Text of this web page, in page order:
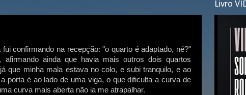
confirmando na recepção: "o quarto é adaptado, né?"
ainda que havia mais outros dois quartos
que minha mala estava no colo, e subi tranquilo, e ao
porta é ao lado de uma viga, o que dificulta a curva de
curva mais aberta não ia me atrapalhar.
Livro